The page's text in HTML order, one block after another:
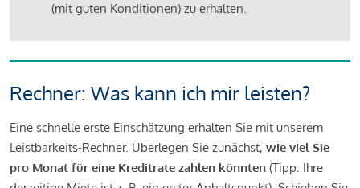
(mit guten Konditionen) zu erhalten.
Rechner: Was kann ich mir leisten?
Eine schnelle erste Einschätzung erhalten Sie mit unserem
Leistbarkeits-Rechner. Überlegen Sie zunächst, wie viel Sie
pro Monat für eine Kreditrate zahlen könnten (Tipp: Ihre